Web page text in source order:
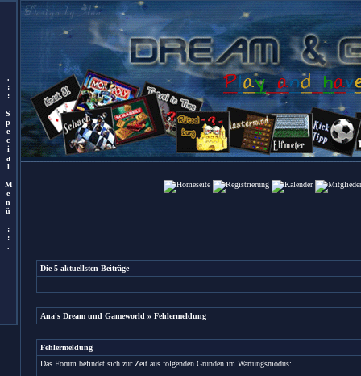
.
:
:
S
p
e
c
i
a
l
M
e
n
ü
:
:
.
Die 5 aktuellsten Beiträge
Ana's Dream und Gameworld » Fehlermeldung
Fehlermeldung
Das Forum befindet sich zur Zeit aus folgenden Gründen im Wartungsmodus: